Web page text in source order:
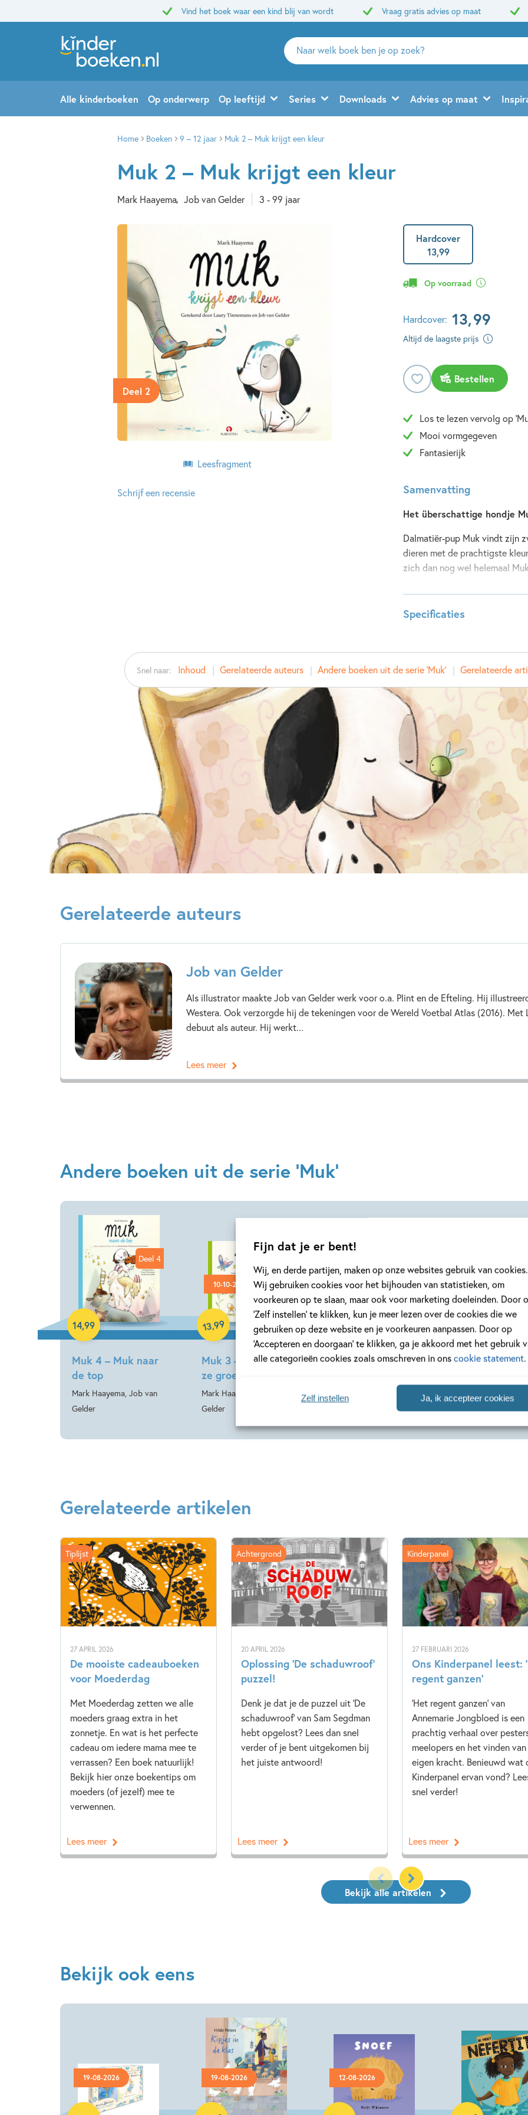
Fijn dat je er bent!
Wij, en derde partijen, maken op onze websites gebruik van cookies.
Wij gebruiken cookies voor het bijhouden van statistieken, om
voorkeuren op te slaan, maar ook voor marketing doeleinden. Door
‘Zelf instellen’ te klikken, kun je meer lezen over de cookies die we
gebruiken op deze website en je voorkeuren aanpassen. Door op
‘Accepteren en doorgaan’ te klikken, ga je akkoord met het gebruik
alle categorieën cookies zoals omschreven in onscookie statement.
Ja, ik accepteer cookies
Zelf instellen
Vind het boek waar een kind blij van wordt Vraag gratis advies op maat
Zoeken
naar
en
uitgevers
Alle kinderboeken Op onderwerp Op leeftijd Series Downloads Advies op maat
Home Boeken 9 – 12 jaar Muk 2 – Muk krijgt een kleur
Muk 2 – Muk krijgt een kleur
Mark Haayema Job van Gelder 3 - 99 jaar
Deel 2
Leesfragment
Schrijf een recensie
Hardcover
13,99
Op voorraad
Hardcover: 13,99
Altijd de laagste prijs
Bestellen
Los te lezen vervolg op
Mooi vormgegeven
Fantasierijk
Samenvatting
Het überschattige hondje
Dalmatiër-pup Muk vindt zijn
dieren met de prachtigste
zich dan nog wel helemaal
Lees meer
Specificaties
ISBN:
NUR:
272
Type:
Auteur(s):
Mark
Illustrator:
Job
Prijs:
Aantal pagina's:
Uitgever:
Verschijningsdatum: 16-08-
Kenmerken van dit boek
12+ jaar 15+ jaar
9 – 12 jaar
Prentenboeken
Snel naar: Inhoud Gerelateerde auteurs Andere boeken uit de serie 'Muk' Gerelateerde
Gerelateerde auteurs
Job van Gelder
Als illustrator maakte Job van Gelder werk voor o.a. Plint en de Efteling. Hij
Westera. Ook verzorgde hij de tekeningen voor de Wereld Voetbal Atlas (2016).
debuut als auteur. Hij werkt...
Lees meer
Andere boeken uit de serie 'Muk'
Deel 4
Muk 4 – Muk naar
de top
Mark Haayema, Job van
Gelder
14,99
Hardcover
10-10-2026
Muk 3 – Muk ziet
ze groeien
Mark Haayema, Job van
Gelder
13,99
Hardcover
Gerelateerde artikelen
27 APRIL 2026
De mooiste cadeauboeken
voor Moederdag
Met Moederdag zetten we alle
moeders graag extra in het
zonnetje. En wat is het perfecte
cadeau om iedere mama mee te
verrassen? Een boek natuurlijk!
Bekijk hier onze boekentips om
moeders (of jezelf) mee te
verwennen.
Tiplijst
Lees meer
20 APRIL 2026
Oplossing ‘De schaduwroof’
puzzel!
Denk je dat je de puzzel uit 'De
schaduwroof' van Sam Segdman
hebt opgelost? Lees dan snel
verder of je bent uitgekomen bij
het juiste antwoord!
Achtergrond
Lees meer
27 FEBRUARI 2026
Ons Kinderpanel leest:
regent ganzen’
'Het regent ganzen' van
Annemarie Jongbloed is een
prachtig verhaal over
meelopers en het vinden
eigen kracht. Benieuwd wat
Kinderpanel ervan vond?
snel verder!
Kinderpanel
Lees meer
Bekijk alle artikelen
Bekijk ook eens
19-08-2026
Hardcover
19-08-2026
Hardcover
12-08-2026
Hardcover
Hardcover